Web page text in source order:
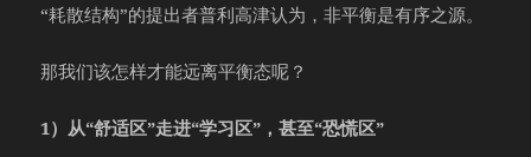
“耗散结构”的提出者普利高津认为，非平衡是有序之源。
那我们该怎样才能远离平衡态呢？
1）从“舒适区”走进“学习区”，甚至“恐慌区”